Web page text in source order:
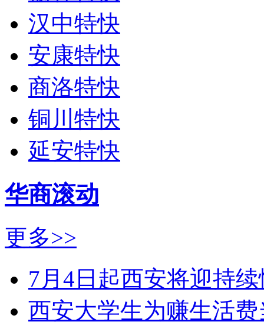
汉中特快
安康特快
商洛特快
铜川特快
延安特快
华商滚动
更多>>
7月4日起西安将迎持
西安大学生为赚生活